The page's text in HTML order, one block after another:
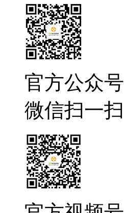
官方公众号
微信扫一扫